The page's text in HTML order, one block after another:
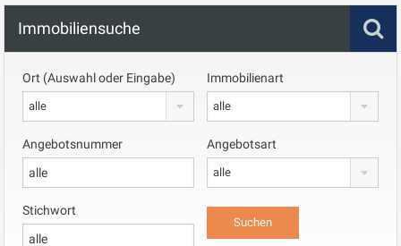
Immobiliensuche
Ort (Auswahl oder Eingabe)
alle
Immobilienart
alle
Angebotsnummer Angebotsart
alle
Stichwort